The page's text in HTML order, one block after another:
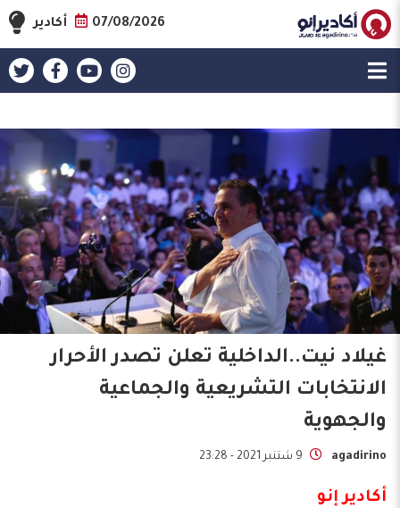
07/08/2026 أكادير
غيلاد نيت..الداخلية تعلن تصدر الأحرار
الانتخابات التشريعية والجماعية
والجهوية
agadirino 9 شتنبر 2021 - 23:28
أكادير إنو